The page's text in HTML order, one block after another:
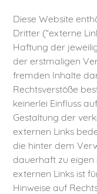
Diese Website
Dritter (“externe
Haftung der
der erstmaligen
fremden Inhalte
Rechtsverstöße
keinerlei Einfluss
Gestaltung der
externen Links
die hinter dem
dauerhaft zu eigen
externen Links ist
Hinweise auf